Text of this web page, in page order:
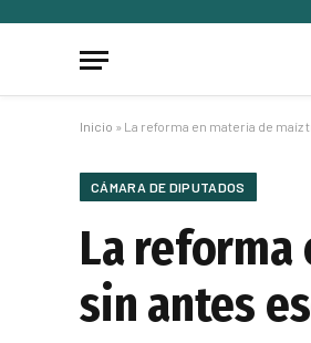
Inicio » La reforma en materia de
CÁMARA DE DIPUTADOS
La reforma
sin antes